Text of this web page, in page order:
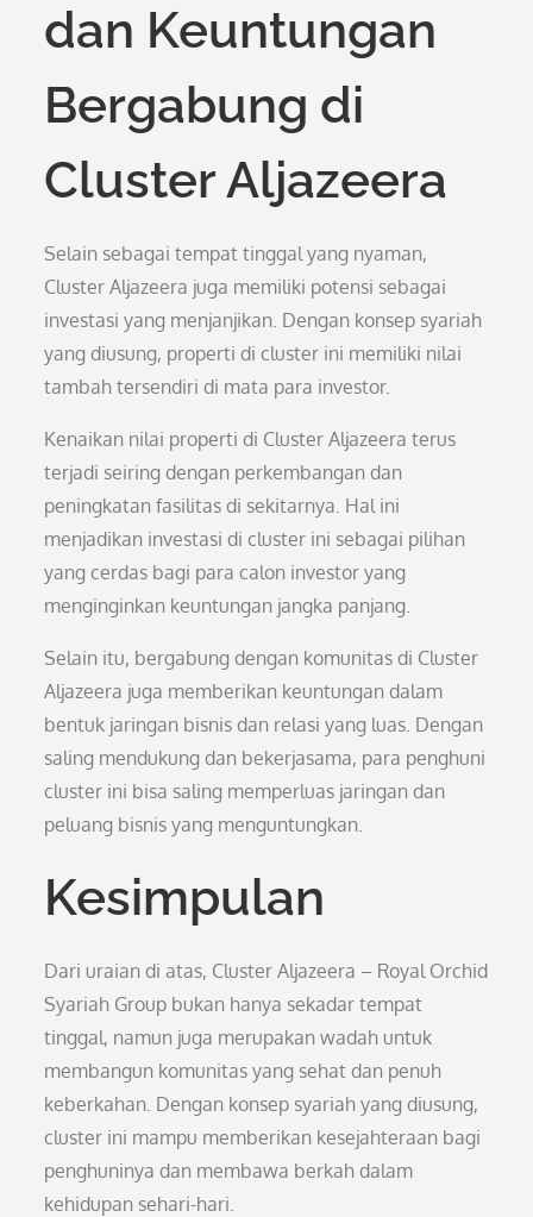
dan Keuntungan
Bergabung di
Cluster Aljazeera
Selain sebagai tempat tinggal yang nyaman,
Cluster Aljazeera juga memiliki potensi sebagai
investasi yang menjanjikan. Dengan konsep syariah
yang diusung, properti di cluster ini memiliki nilai
tambah tersendiri di mata para investor.
Kenaikan nilai properti di Cluster Aljazeera terus
terjadi seiring dengan perkembangan dan
peningkatan fasilitas di sekitarnya. Hal ini
menjadikan investasi di cluster ini sebagai pilihan
yang cerdas bagi para calon investor yang
menginginkan keuntungan jangka panjang.
Selain itu, bergabung dengan komunitas di Cluster
Aljazeera juga memberikan keuntungan dalam
bentuk jaringan bisnis dan relasi yang luas. Dengan
saling mendukung dan bekerjasama, para penghuni
cluster ini bisa saling memperluas jaringan dan
peluang bisnis yang menguntungkan.
Kesimpulan
Dari uraian di atas, Cluster Aljazeera – Royal Orchid
Syariah Group bukan hanya sekadar tempat
tinggal, namun juga merupakan wadah untuk
membangun komunitas yang sehat dan penuh
keberkahan. Dengan konsep syariah yang diusung,
cluster ini mampu memberikan kesejahteraan bagi
penghuninya dan membawa berkah dalam
kehidupan sehari-hari.